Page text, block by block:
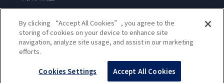
亚洲校区
By clicking “Accept All Cookies”, you agree to the
storing of cookies on your device to enhance site
navigation, analyze site usage, and assist in our marketing
efforts.
Cookies Settings Accept All Cookies